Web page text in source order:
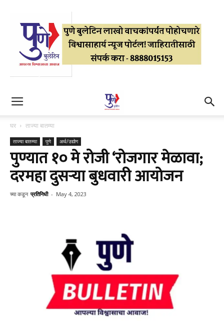
घर ताज्या बातम्या
ताज्या बातम्या पुणे अर्थ/उद्योग
पुण्यात १० मे रोजी ‘रोजगार मेळावा;
दरमहा दुसऱ्या बुधवारी आयोजन
च्या कडून प्रतिनिधी - May 4, 2023